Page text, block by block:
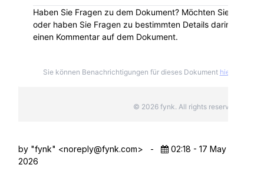
Haben Sie Fragen zu dem Dokument? Möchten Sie das
oder haben Sie Fragen zu bestimmten Details darin?
einen Kommentar auf dem Dokument.
Sie können Benachrichtigungen für dieses Dokument hier
© 2026 fynk. All rights reserved.
by "fynk" <noreply@fynk.com> -
02:18 - 17 May
2026